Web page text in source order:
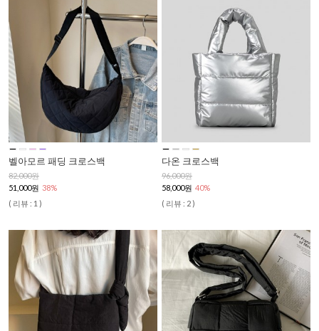
벨아모르 패딩 크로스백
82,000원
51,000원 38%
( 리뷰 : 1 )
다온 크로스백
96,000원
58,000원 40%
( 리뷰 : 2 )